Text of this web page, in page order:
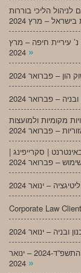
הליכי בוררות
עיריית חיפה – מרץ
»
מקומיות ולמועצות
| סקרייפינג |
Corporate Law
מעו”דכן רגולציה – צו הארכת תקופות ודחיית מועדים התשפ”ד-2024 – ינואר
»